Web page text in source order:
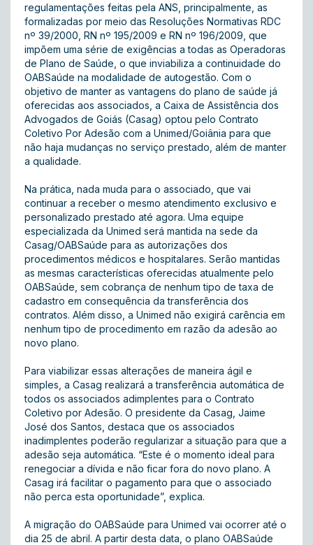
regulamentações feitas pela ANS, principalmente, as
formalizadas por meio das Resoluções Normativas RDC
nº 39/2000, RN nº 195/2009 e RN nº 196/2009, que
impõem uma série de exigências a todas as Operadoras
de Plano de Saúde, o que inviabiliza a continuidade do
OABSaúde na modalidade de autogestão. Com o
objetivo de manter as vantagens do plano de saúde já
oferecidas aos associados, a Caixa de Assistência dos
Advogados de Goiás (Casag) optou pelo Contrato
Coletivo Por Adesão com a Unimed/Goiânia para que
não haja mudanças no serviço prestado, além de manter
a qualidade.
Na prática, nada muda para o associado, que vai
continuar a receber o mesmo atendimento exclusivo e
personalizado prestado até agora. Uma equipe
especializada da Unimed será mantida na sede da
Casag/OABSaúde para as autorizações dos
procedimentos médicos e hospitalares. Serão mantidas
as mesmas características oferecidas atualmente pelo
OABSaúde, sem cobrança de nenhum tipo de taxa de
cadastro em consequência da transferência dos
contratos. Além disso, a Unimed não exigirá carência em
nenhum tipo de procedimento em razão da adesão ao
novo plano.
Para viabilizar essas alterações de maneira ágil e
simples, a Casag realizará a transferência automática de
todos os associados adimplentes para o Contrato
Coletivo por Adesão. O presidente da Casag, Jaime
José dos Santos, destaca que os associados
inadimplentes poderão regularizar a situação para que a
adesão seja automática. “Este é o momento ideal para
renegociar a dívida e não ficar fora do novo plano. A
Casag irá facilitar o pagamento para que o associado
não perca esta oportunidade”, explica.
A migração do OABSaúde para Unimed vai ocorrer até o
dia 25 de abril. A partir desta data, o plano OABSaúde